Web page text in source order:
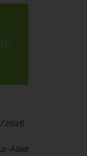
2026
Allier